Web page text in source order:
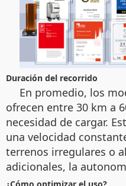
Duración del recorrido
En promedio, los
ofrecen entre 30 km a
necesidad de cargar.
una velocidad
terrenos irregulares o
adicionales, la
¿Cómo optimizar el uso?